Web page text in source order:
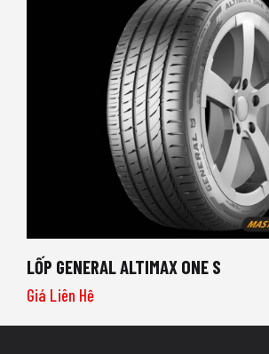
LỐP GENERAL ALTIMAX ONE S
Giá Liên Hệ